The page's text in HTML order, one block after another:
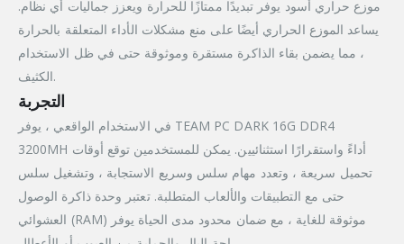
موزع حراري أسود يوفر تبديدًا ممتازًا للحرارة ويعزز جماليات أي نظام.
يساعد الموزع الحراري أيضًا على منع مشكلات الأداء المتعلقة بالحرارة
، مما يضمن بقاء الذاكرة مستقرة وموثوقة حتى في ظل الاستخدام
الكثيف.
التجربة
في الاستخدام الواقعي ، يوفر TEAM PC DARK 16G DDR4
3200MH أداءً واستقرارًا استثنائيين. يمكن للمستخدمين توقع أوقات
تحميل سريعة ، وتعدد مهام سلس وسريع الاستجابة ، وتشغيل سلس
حتى مع التطبيقات والألعاب المتطلبة. تعتبر وحدة ذاكرة الوصول
العشوائي (RAM) موثوقة للغاية ، مع ضمان محدود مدى الحياة يوفر